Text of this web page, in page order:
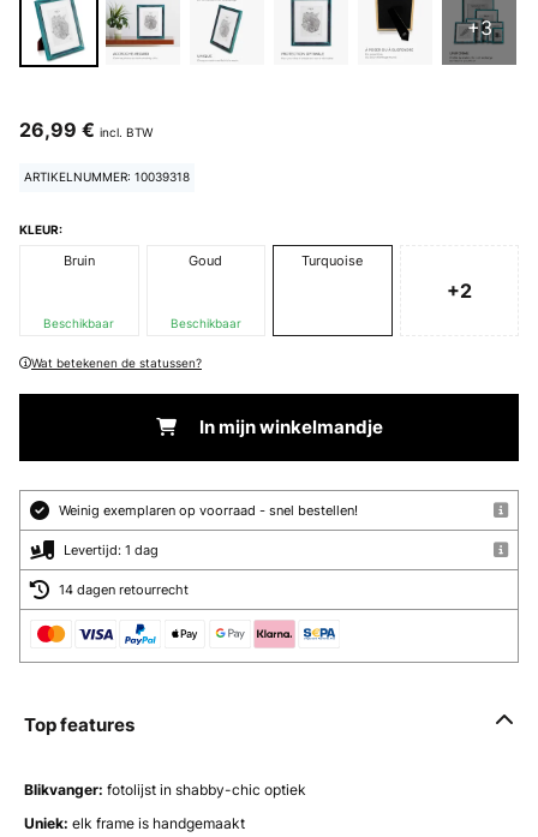
+3
26,99 € incl. BTW
ARTIKELNUMMER: 10039318
KLEUR:
Bruin
Beschikbaar
Goud
Beschikbaar
Turquoise
+2
Wat betekenen de statussen?
In mijn winkelmandje
Weinig exemplaren op voorraad - snel bestellen!
Levertijd: 1 dag
14 dagen retourrecht
Top features
Blikvanger: fotolijst in shabby-chic optiek
Uniek: elk frame is handgemaakt